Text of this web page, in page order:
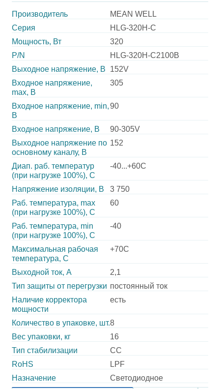
Производитель
MEAN WELL
Серия
HLG-320H-C
Мощность, Вт
320
P/N
HLG-320H-C2100B
Выходное напряжение, В
152V
Входное напряжение,
max, В
305
Входное напряжение, min,
В
90
Входное напряжение, В
90-305V
Выходное напряжение по
основному каналу, В
152
Диап. раб. температур
(при нагрузке 100%), C
-40...+60C
Напряжение изоляции, В
3 750
Раб. температура, max
(при нагрузке 100%), C
60
Раб. температура, min
(при нагрузке 100%), C
-40
Максимальная рабочая
температура, C
+70C
Выходной ток, А
2,1
Тип защиты от перегрузки постоянный ток
Наличие корректора
мощности
есть
Количество в упаковке, шт.8
Вес упаковки, кг
16
Тип стабилизации
CC
RoHS
LPF
Назначение
Светодиодное